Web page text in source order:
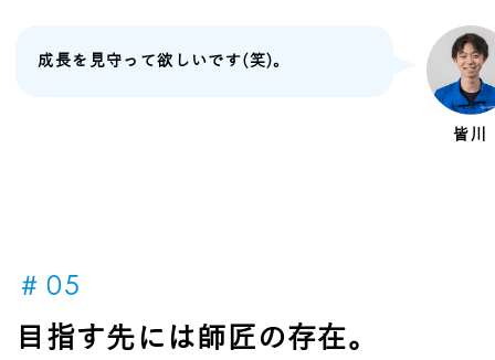
皆川
成長を見守って欲しいです(笑)。
＃05
目指す先には師匠の存在。